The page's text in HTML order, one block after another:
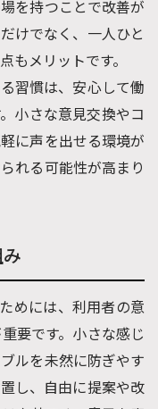
を持つことで改善が
けでなく、一人ひと
もメリットです。
習慣は、安心して働
小さな意見交換やコ
に声を出せる環境が
れる可能性が高まり
めには、利用者の意
要です。小さな感じ
ルを未然に防ぎやす
し、自由に提案や改